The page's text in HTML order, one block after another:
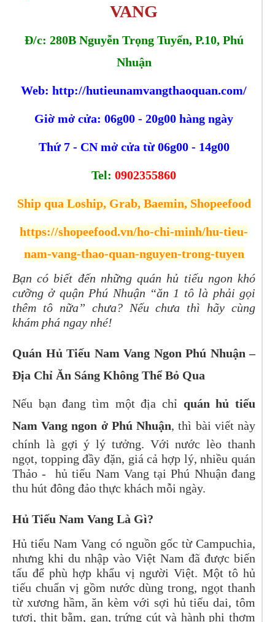
VANG
Đ/c: 280B Nguyễn Trọng Tuyển, P.10, Phú
Nhuận
Web: http://hutieunamvangthaoquan.com/
Giờ mở cửa: 06g00 - 20g00 hàng ngày
Thứ 7 - CN mở cửa từ 06g00 - 14g00
Tel: 0902355860
Ship qua Loship, Grab, Baemin, Shopeefood
https://shopeefood.vn/ho-chi-minh/hu-tieu-
nam-vang-thao-quan-nguyen-trong-tuyen
Bạn có biết đến những quán hủ tiếu ngon khó
cưỡng ở quận Phú Nhuận “ăn 1 tô là phải gọi
thêm tô nữa” chưa? Nếu chưa thì hãy cùng
khám phá ngay nhé!
Quán Hủ Tiếu Nam Vang Ngon Phú Nhuận –
Địa Chỉ Ăn Sáng Không Thể Bỏ Qua
Nếu bạn đang tìm một địa chỉ quán hủ tiếu
Nam Vang ngon ở Phú Nhuận, thì bài viết này
chính là gợi ý lý tưởng. Với nước lèo thanh
ngọt, topping đầy đặn, giá cả hợp lý, nhiều quán
Thảo - hủ tiếu Nam Vang tại Phú Nhuận đang
thu hút đông đảo thực khách mỗi ngày.
Hủ Tiếu Nam Vang Là Gì?
Hủ tiếu Nam Vang có nguồn gốc từ Campuchia,
nhưng khi du nhập vào Việt Nam đã được biến
tấu để phù hợp khẩu vị người Việt. Một tô hủ
tiếu chuẩn vị gồm nước dùng trong, ngọt thanh
từ xương hầm, ăn kèm với sợi hủ tiếu dai, tôm
tươi, thịt bằm, gan, trứng cút và hành phi thơm